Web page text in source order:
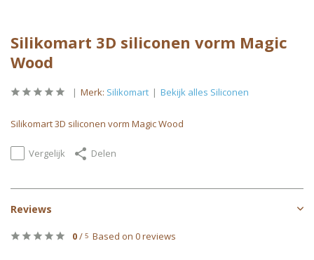
Silikomart 3D siliconen vorm Magic
Wood
Merk: Silikomart Bekijk alles Siliconen
Silikomart 3D siliconen vorm Magic Wood
Vergelijk Delen
Reviews
0/ 5 Based on 0 reviews